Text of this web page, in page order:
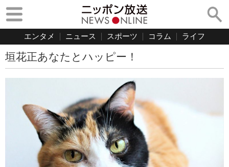
エンタメ ニュース スポーツ コラム ライフ
垣花正あなたとハッピー！